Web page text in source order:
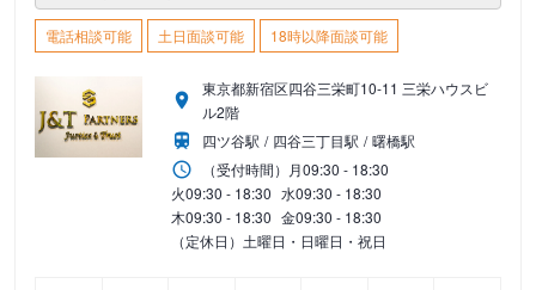
電話相談可能 土日面談可能 18時以降面談可能
東京都新宿区四谷三栄町10-11 三栄ハウスビ
ル2階
四ツ谷駅
四谷三丁目駅
曙橋駅
（受付時間） 月09:30 - 18:30
火09:30 - 18:30 水09:30 - 18:30
木09:30 - 18:30 金09:30 - 18:30
（定休日）土曜日・日曜日・祝日